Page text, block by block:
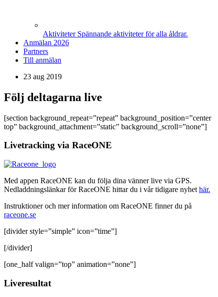
Aktiviteter Spännande aktiviteter för alla åldrar.
Anmälan 2026
Partners
Till anmälan
23 aug 2019
Följ deltagarna live
[section background_repeat=”repeat” background_position=”center
top” background_attachment=”static” background_scroll=”none”]
Livetracking via RaceONE
Med appen RaceONE kan du följa dina vänner live via GPS.
Nedladdningslänkar för RaceONE hittar du i vår tidigare nyhet här.
Instruktioner och mer information om RaceONE finner du på
raceone.se
[divider style=”simple” icon=”time”]
[/divider]
[one_half valign=”top” animation=”none”]
Liveresultat